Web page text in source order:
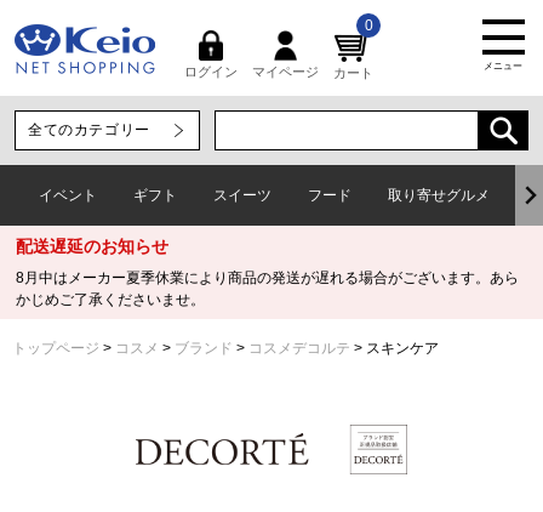
ログイン マイページ カート
0
メニュー
イベント ギフト スイーツ フード 取り寄せグルメ
配送遅延のお知らせ
8月中はメーカー夏季休業により商品の発送が遅れる場合がございます。あら
かじめご了承くださいませ。
トップページ コスメ ブランド コスメデコルテ スキンケア